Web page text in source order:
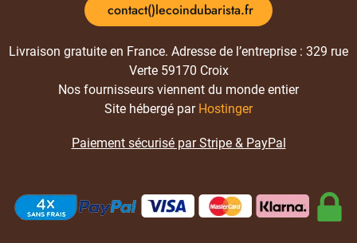
contact()lecoindubarista.fr
Livraison gratuite en France. Adresse de l’entreprise : 329 rue
Verte 59170 Croix
Nos fournisseurs viennent du monde entier
Site hébergé par Hostinger
Paiement sécurisé par Stripe & PayPal